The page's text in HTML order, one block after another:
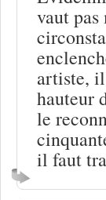
vaut
artiste,
hauteur
le
il faut